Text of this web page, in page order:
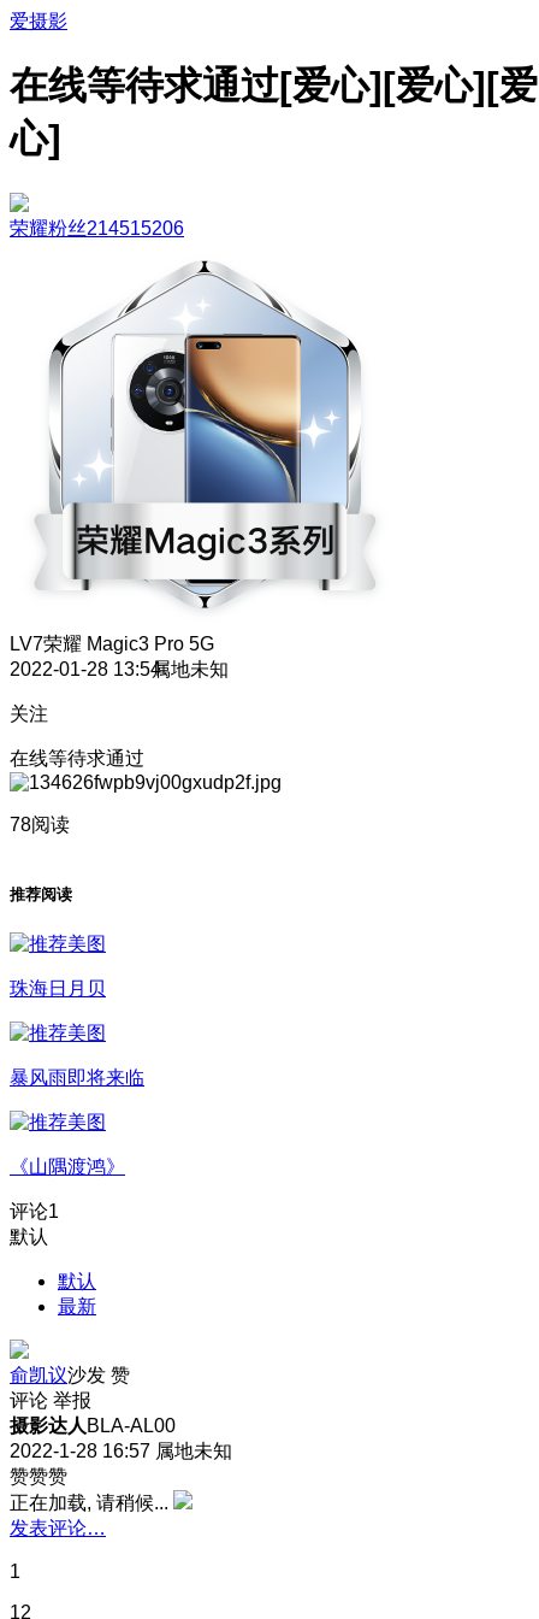
爱摄影
在线等待求通过[爱心][爱心][爱
心]
荣耀粉丝214515206
LV7荣耀 Magic3 Pro 5G
2022-01-28 13:54属地未知
关注
在线等待求通过
78阅读
推荐阅读
珠海日月贝
暴风雨即将来临
《山隅渡鸿》
评论1
默认
默认
最新
俞凯议沙发 赞
评论 举报
摄影达人 BLA-AL00
2022-1-28 16:57 属地未知
赞赞赞
正在加载, 请稍候...
发表评论…
1
12